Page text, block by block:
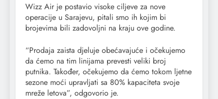
Wizz Air je postavio visoke ciljeve za nove
operacije u Sarajevu, pitali smo ih kojim bi
brojevima bili zadovoljni na kraju ove godine.
“Prodaja zaista djeluje obećavajuće i očekujemo
da ćemo na tim linijama prevesti veliki broj
putnika. Također, očekujemo da ćemo tokom ljetne
sezone moći upravljati sa 80% kapaciteta svoje
mreže letova”, odgovorio je.